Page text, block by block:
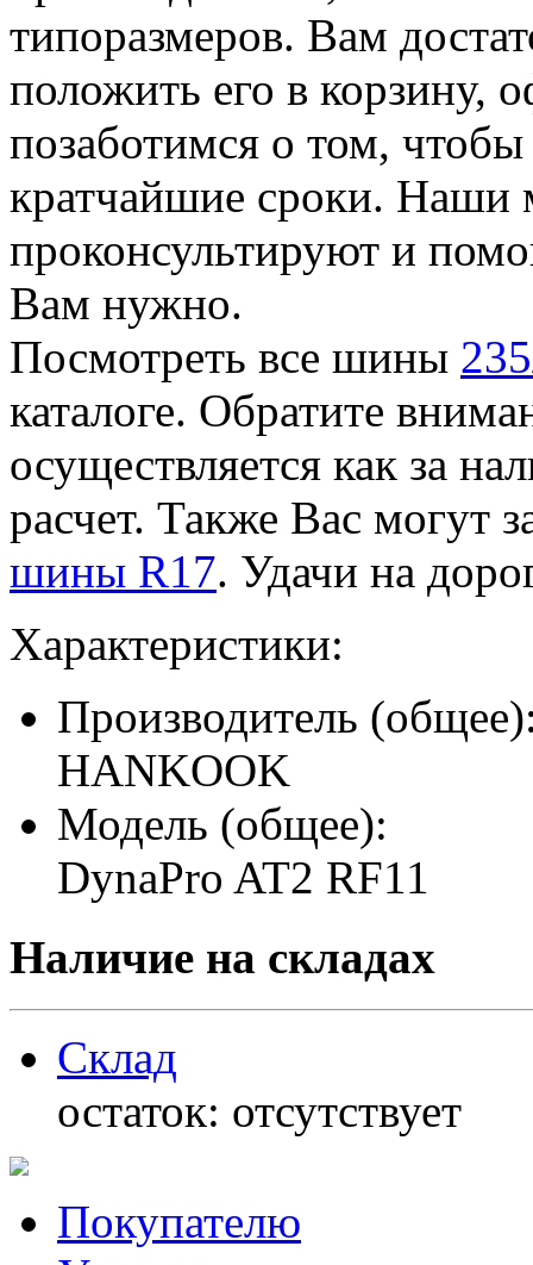
типоразмеров. Вам
положить его в корзину,
позаботимся о том,
кратчайшие сроки. Наши
проконсультируют и
Вам нужно.
Посмотреть все шины
каталоге. Обратите
осуществляется как за
расчет. Также Вас могут
шины R17. Удачи на
Характеристики:
Производитель
HANKOOK
Модель (общее):
DynaPro AT2 RF11
Наличие на складах
Склад
остаток: отсутствует
Покупателю